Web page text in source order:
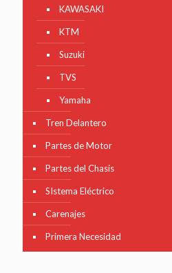
KAWASAKI
KTM
Suzuki
TVS
Yamaha
Tren Delantero
Partes de Motor
Partes del Chasis
SIstema Eléctrico
Carenajes
Primera Necesidad